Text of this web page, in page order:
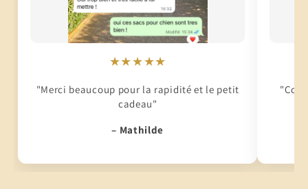
★★★★★
"Merci beaucoup pour la rapidité et le petit
cadeau"
– Mathilde